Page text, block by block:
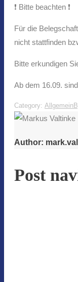
❗️ Bitte beachten ❗️
Für die
nicht stattfinden
Bitte erkundigen
Ab dem 16.09.
Category: Allgemein
Author:
Post